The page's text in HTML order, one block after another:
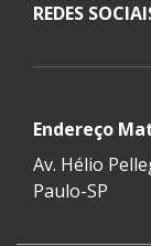
REDES
Endereço
Av. Hélio
Paulo-SP